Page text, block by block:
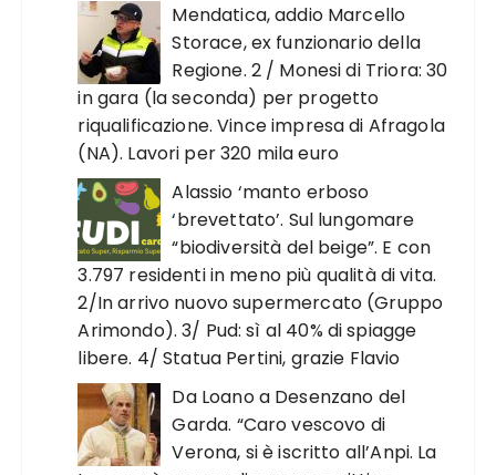
Mendatica, addio Marcello
Storace, ex funzionario della
Regione. 2 / Monesi di Triora: 30
in gara (la seconda) per progetto
riqualificazione. Vince impresa di Afragola
(NA). Lavori per 320 mila euro
Alassio ‘manto erboso
‘brevettato’. Sul lungomare
“biodiversità del beige”. E con
3.797 residenti in meno più qualità di vita.
2/In arrivo nuovo supermercato (Gruppo
Arimondo). 3/ Pud: sì al 40% di spiagge
libere. 4/ Statua Pertini, grazie Flavio
Da Loano a Desenzano del
Garda. “Caro vescovo di
Verona, si è iscritto all’Anpi. La